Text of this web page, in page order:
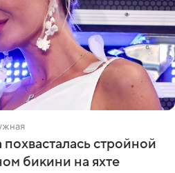
стройной
бикини на яхте